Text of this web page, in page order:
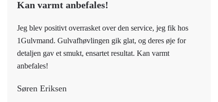
Kan varmt anbefales!
Jeg blev positivt overrasket over den service, jeg fik hos
1Gulvmand. Gulvafhøvlingen gik glat, og deres øje for
detaljen gav et smukt, ensartet resultat. Kan varmt
anbefales!
Søren Eriksen